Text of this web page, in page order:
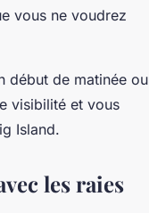
vous ne voudrez
début de matinée ou
visibilité et vous
Island.
les raies